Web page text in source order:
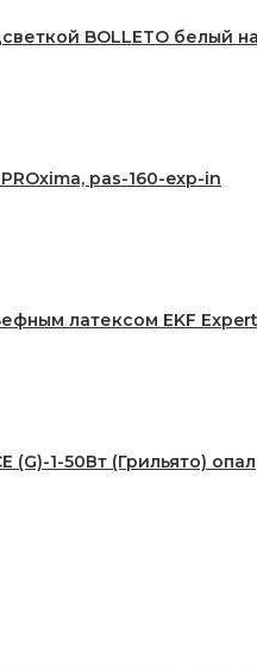
BOLLETO белый
pas-160-exp-in
латексом EKF
(G)-1-50Вт (Грильято) опал